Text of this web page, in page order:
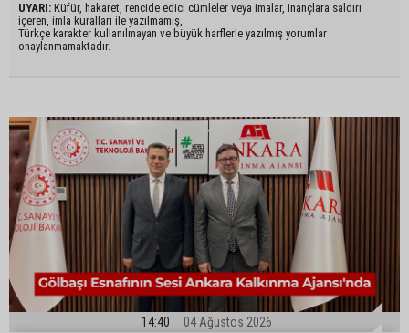
UYARI: Küfür, hakaret, rencide edici cümleler veya imalar, inançlara saldırı
içeren, imla kuralları ile yazılmamış,
Türkçe karakter kullanılmayan ve büyük harflerle yazılmış yorumlar
onaylanmamaktadır.
14:40 04 Ağustos 2026